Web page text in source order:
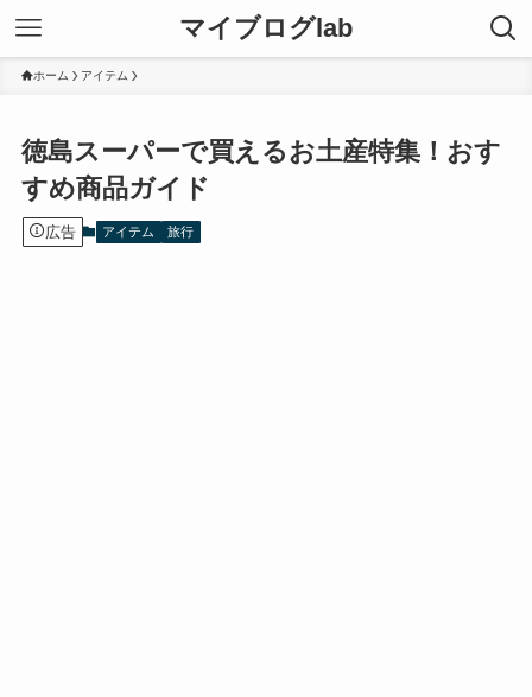
マイブログlab
ホーム アイテム
徳島スーパーで買えるお土産特集！おす
すめ商品ガイド
広告 アイテム 旅行